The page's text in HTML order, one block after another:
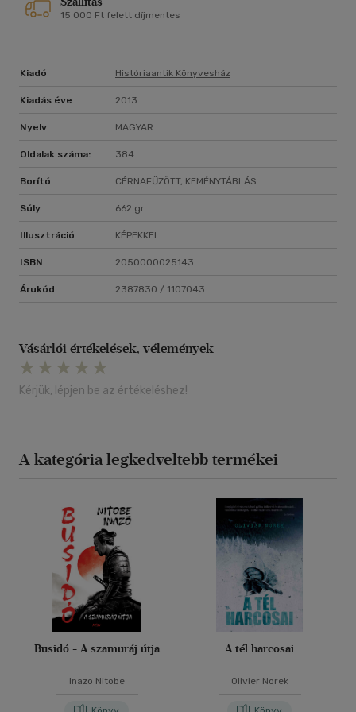
15 000 Ft felett díjmentes
Kiadó Históriaantik Könyvesház
Kiadás éve 2013
Nyelv MAGYAR
Oldalak száma: 384
Borító CÉRNAFŰZÖTT, KEMÉNYTÁBLÁS
Súly 662 gr
Illusztráció KÉPEKKEL
ISBN 2050000025143
Árukód 2387830 / 1107043
Vásárlói értékelések, vélemények
Kérjük, lépjen be az értékeléshez!
A kategória legkedveltebb termékei
Busidó - A szamuráj útja
Inazo Nitobe
A tél harcosai
Olivier Norek